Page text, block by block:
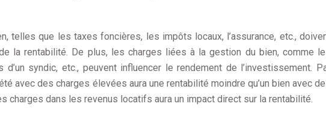
telles que les taxes foncières, les impôts locaux, l’assurance, etc.,
la rentabilité. De plus, les charges liées à la gestion du bien, comme
d’un syndic, etc., peuvent influencer le rendement de l’investissement.
avec des charges élevées aura une rentabilité moindre qu’un bien avec
charges dans les revenus locatifs aura un impact direct sur la rentabilité.